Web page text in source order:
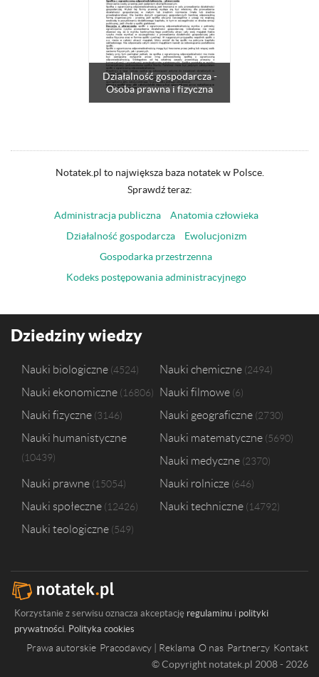
Działalność gospodarcza -
Osoba prawna i fizyczna
Notatek.pl to największa baza notatek w Polsce.
Sprawdź teraz:
Administracja publiczna
Anatomia człowieka
Działalność gospodarcza
Ewolucjonizm
Gospodarka przestrzenna
Kodeks postępowania administracyjnego
Dziedziny wiedzy
Nauki biologiczne 4524 Nauki chemiczne 2494
Nauki ekonomiczne 16806 Nauki filmowe 6
Nauki fizyczne 3146 Nauki geograficzne 2730
Nauki humanistyczne
10439
Nauki matematyczne 5690
Nauki medyczne 2370
Nauki prawne 15054 Nauki rolnicze 646
Nauki społeczne 12426 Nauki techniczne 14792
Nauki teologiczne 549
Korzystanie z serwisu oznacza akceptację regulaminu i polityki
prywatności. Polityka cookies
Prawa autorskie Pracodawcy | Reklama O nas Partnerzy Kontakt
© Copyright notatek.pl 2008 - 2026